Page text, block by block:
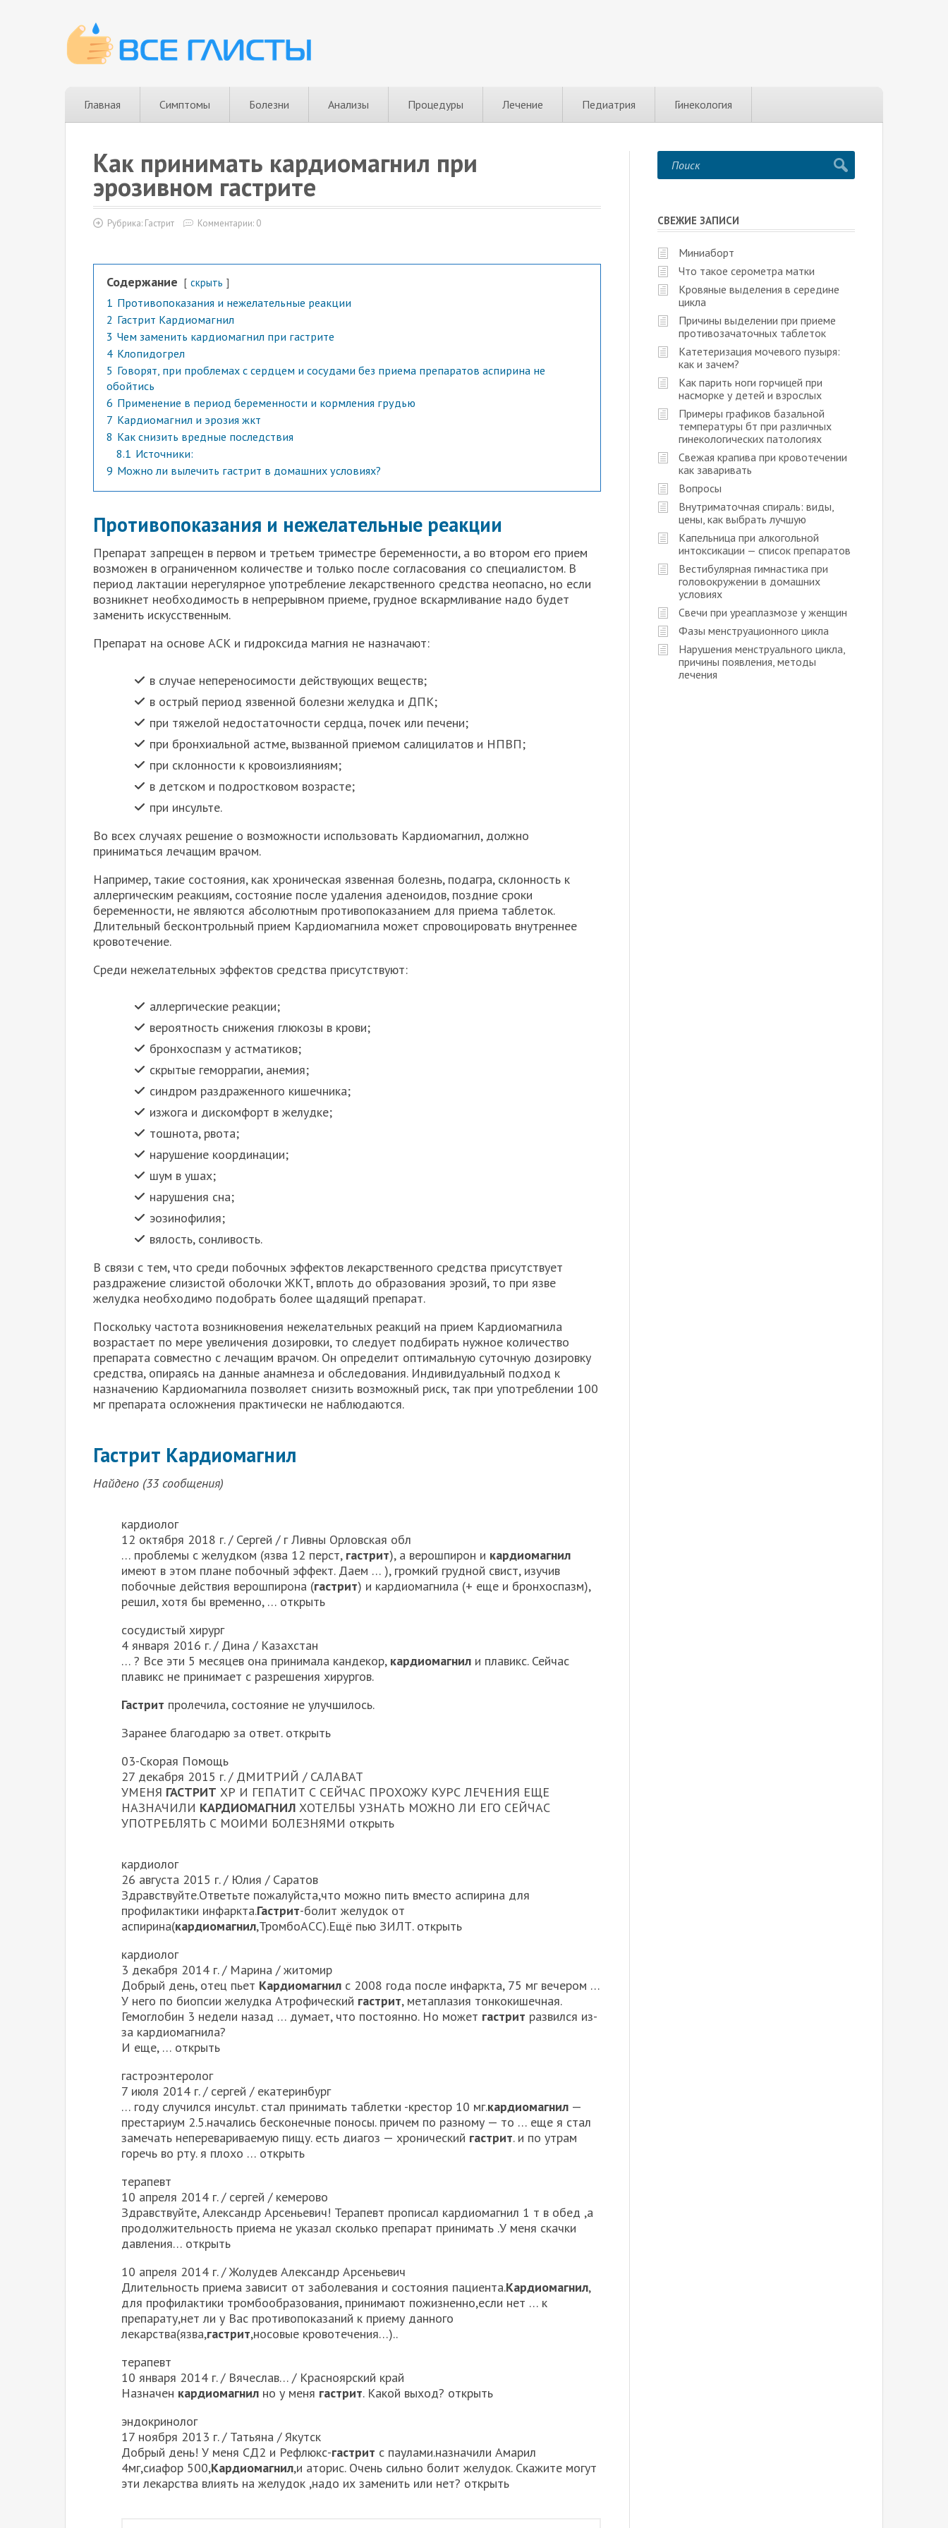
Главная Симптомы Болезни Анализы Процедуры Лечение Педиатрия Гинекология
Как принимать кардиомагнил при
эрозивном гастрите
Рубрика: Гастрит Комментарии: 0
Содержание скрыть
1 Противопоказания и нежелательные реакции
2 Гастрит Кардиомагнил
3 Чем заменить кардиомагнил при гастрите
4 Клопидогрел
5 Говорят, при проблемах с сердцем и сосудами без приема препаратов аспирина не
обойтись
6 Применение в период беременности и кормления грудью
7 Кардиомагнил и эрозия жкт
8 Как снизить вредные последствия
8.1 Источники:
9 Можно ли вылечить гастрит в домашних условиях?
Противопоказания и нежелательные реакции
Препарат запрещен в первом и третьем триместре беременности, а во втором его прием
возможен в ограниченном количестве и только после согласования со специалистом. В
период лактации нерегулярное употребление лекарственного средства неопасно, но если
возникнет необходимость в непрерывном приеме, грудное вскармливание надо будет
заменить искусственным.
Препарат на основе АСК и гидроксида магния не назначают:
в случае непереносимости действующих веществ;
в острый период язвенной болезни желудка и ДПК;
при тяжелой недостаточности сердца, почек или печени;
при бронхиальной астме, вызванной приемом салицилатов и НПВП;
при склонности к кровоизлияниям;
в детском и подростковом возрасте;
при инсульте.
Во всех случаях решение о возможности использовать Кардиомагнил, должно
приниматься лечащим врачом.
Например, такие состояния, как хроническая язвенная болезнь, подагра, склонность к
аллергическим реакциям, состояние после удаления аденоидов, поздние сроки
беременности, не являются абсолютным противопоказанием для приема таблеток.
Длительный бесконтрольный прием Кардиомагнила может спровоцировать внутреннее
кровотечение.
Среди нежелательных эффектов средства присутствуют:
аллергические реакции;
вероятность снижения глюкозы в крови;
бронхоспазм у астматиков;
скрытые геморрагии, анемия;
синдром раздраженного кишечника;
изжога и дискомфорт в желудке;
тошнота, рвота;
нарушение координации;
шум в ушах;
нарушения сна;
эозинофилия;
вялость, сонливость.
В связи с тем, что среди побочных эффектов лекарственного средства присутствует
раздражение слизистой оболочки ЖКТ, вплоть до образования эрозий, то при язве
желудка необходимо подобрать более щадящий препарат.
Поскольку частота возникновения нежелательных реакций на прием Кардиомагнила
возрастает по мере увеличения дозировки, то следует подбирать нужное количество
препарата совместно с лечащим врачом. Он определит оптимальную суточную дозировку
средства, опираясь на данные анамнеза и обследования. Индивидуальный подход к
назначению Кардиомагнила позволяет снизить возможный риск, так при употреблении 100
мг препарата осложнения практически не наблюдаются.
Гастрит Кардиомагнил
Найдено (33 сообщения)
кардиолог
12 октября 2018 г. / Сергей / г Ливны Орловская обл
… проблемы с желудком (язва 12 перст, гастрит), а верошпирон и кардиомагнил
имеют в этом плане побочный эффект. Даем … ), громкий грудной свист, изучив
побочные действия верошпирона (гастрит) и кардиомагнила (+ еще и бронхоспазм),
решил, хотя бы временно, … открыть
сосудистый хирург
4 января 2016 г. / Дина / Казахстан
… ? Все эти 5 месяцев она принимала кандекор, кардиомагнил и плавикс. Сейчас
плавикс не принимает с разрешения хирургов.
Гастрит пролечила, состояние не улучшилось.
Заранее благодарю за ответ. открыть
03-Скорая Помощь
27 декабря 2015 г. / ДМИТРИЙ / САЛАВАТ
УМЕНЯ ГАСТРИТ ХР И ГЕПАТИТ С СЕЙЧАС ПРОХОЖУ КУРС ЛЕЧЕНИЯ ЕЩЕ
НАЗНАЧИЛИ КАРДИОМАГНИЛ ХОТЕЛБЫ УЗНАТЬ МОЖНО ЛИ ЕГО СЕЙЧАС
УПОТРЕБЛЯТЬ С МОИМИ БОЛЕЗНЯМИ открыть
кардиолог
26 августа 2015 г. / Юлия / Саратов
Здравствуйте.Ответьте пожалуйста,что можно пить вместо аспирина для
профилактики инфаркта.Гастрит-болит желудок от
аспирина(кардиомагнил,ТромбоАСС).Ещё пью ЗИЛТ. открыть
кардиолог
3 декабря 2014 г. / Марина / житомир
Добрый день, отец пьет Кардиомагнил с 2008 года после инфаркта, 75 мг вечером …
У него по биопсии желудка Атрофический гастрит, метаплазия тонкокишечная.
Гемоглобин 3 недели назад … думает, что постоянно. Но может гастрит развился из-
за кардиомагнила?
И еще, … открыть
гастроэнтеролог
7 июля 2014 г. / сергей / екатеринбург
… году случился инсульт. стал принимать таблетки -крестор 10 мг.кардиомагнил —
престариум 2.5.начались бесконечные поносы. причем по разному — то … еще я стал
замечать неперевариваемую пищу. есть диагоз — хронический гастрит. и по утрам
горечь во рту. я плохо … открыть
терапевт
10 апреля 2014 г. / сергей / кемерово
Здравствуйте, Александр Арсеньевич! Терапевт прописал кардиомагнил 1 т в обед ,а
продолжительность приема не указал сколько препарат принимать .У меня скачки
давления… открыть
10 апреля 2014 г. / Жолудев Александр Арсеньевич
Длительность приема зависит от заболевания и состояния пациента.Кардиомагнил,
для профилактики тромбообразования, принимают пожизненно,если нет … к
препарату,нет ли у Вас противопоказаний к приему данного
лекарства(язва,гастрит,носовые кровотечения…)..
терапевт
10 января 2014 г. / Вячеслав… / Красноярский край
Назначен кардиомагнил но у меня гастрит. Какой выход? открыть
эндокринолог
17 ноября 2013 г. / Татьяна / Якутск
Добрый день! У меня СД2 и Рефлюкс-гастрит с паулами.назначили Амарил
4мг,сиафор 500,Кардиомагнил,и аторис. Очень сильно болит желудок. Скажите могут
эти лекарства влиять на желудок ,надо их заменить или нет? открыть
СВЕЖИЕ ЗАПИСИ
Миниаборт
Что такое серометра матки
Кровяные выделения в середине
цикла
Причины выделении при приеме
противозачаточных таблеток
Катетеризация мочевого пузыря:
как и зачем?
Как парить ноги горчицей при
насморке у детей и взрослых
Примеры графиков базальной
температуры бт при различных
гинекологических патологиях
Свежая крапива при кровотечении
как заваривать
Вопросы
Внутриматочная спираль: виды,
цены, как выбрать лучшую
Капельница при алкогольной
интоксикации — список препаратов
Вестибулярная гимнастика при
головокружении в домашних
условиях
Свечи при уреаплазмозе у женщин
Фазы менструационного цикла
Нарушения менструального цикла,
причины появления, методы
лечения